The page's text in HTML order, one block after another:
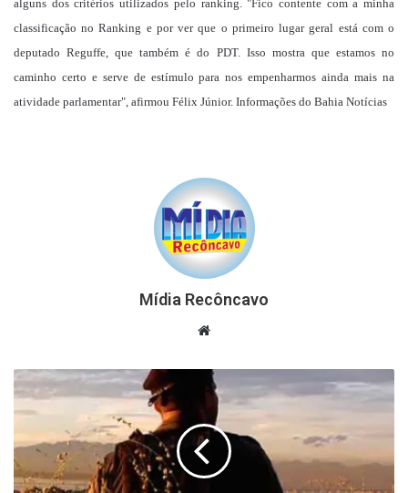
alguns dos critérios utilizados pelo ranking. "Fico contente com a minha
classificação no Ranking e por ver que o primeiro lugar geral está com o
deputado Reguffe, que também é do PDT. Isso mostra que estamos no
caminho certo e serve de estímulo para nos empenharmos ainda mais na
atividade parlamentar", afirmou Félix Júnior. Informações do Bahia Notícias
Mídia Recôncavo
Website